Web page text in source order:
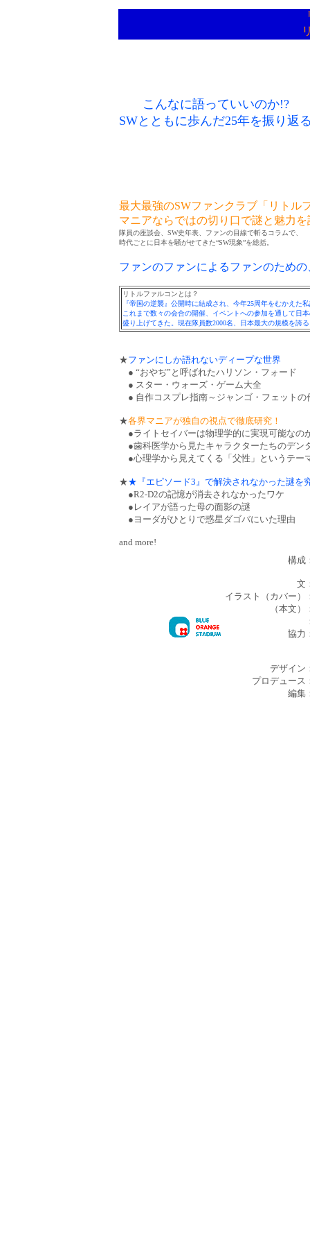
こんなに語っていいのか!?
SWとともに歩んだ25年を振り返
最大最強のSWファンクラブ「リトル
マニアならではの切り口で謎と魅力
隊員の座談会、SW史年表、ファンの目線で斬るコラムで、
時代ごとに日本を騒がせてきた“SW現象”を総括。
ファンのファンによるファンのため
リトルファルコンとは？
『帝国の逆襲』公開時に結成され、今年25周年をむかえた
これまで数々の会合の開催、イベントへの参加を通して日
盛り上げてきた。現在隊員数2000名、日本最大の規模を誇
★ファンにしか語れないディープな世界
● “おやぢ”と呼ばれたハリソン・フォード
● スター・ウォーズ・ゲーム大全
● 自作コスプレ指南～ジャンゴ・フェットの
★各界マニアが独自の視点で徹底研究！
●ライトセイバーは物理学的に実現可能なの
●歯科医学から見たキャラクターたちのデン
●心理学から見えてくる「父性」というテー
★★『エピソード3』で解決されなかった謎を
●R2-D2の記憶が消去されなかったワケ
●レイアが語った母の面影の謎
●ヨーダがひとりで惑星ダゴバにいた理由
and more!
構成
文
イラスト（カバー）
（本文）
協力
デザイン
プロデュース
編集